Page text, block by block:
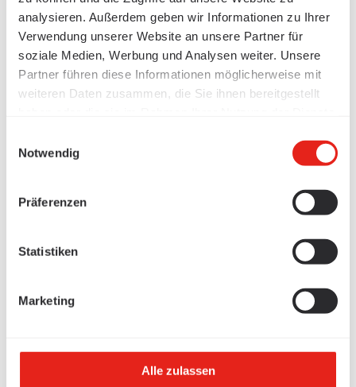
analysieren. Außerdem geben wir Informationen zu Ihrer
Verwendung unserer Website an unsere Partner für
soziale Medien, Werbung und Analysen weiter. Unsere
Partner führen diese Informationen möglicherweise mit
weiteren Daten zusammen, die Sie ihnen bereitgestellt
Notwendig
Präferenzen
Statistiken
Marketing
Alle zulassen